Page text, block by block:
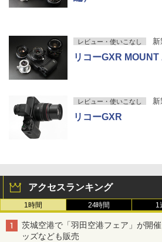
レビュー・使いこなし
リコーGXR MOUNT
レビュー・使いこなし
リコーGXR
アクセスランキング
1時間 24時間 1
茨城空港で「羽田空港フェア」が開
ッズなども販売